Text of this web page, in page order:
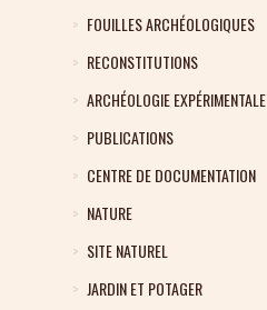
FOUILLES ARCHÉOLOGIQUES
RECONSTITUTIONS
ARCHÉOLOGIE EXPÉRIMENTALE
PUBLICATIONS
CENTRE DE DOCUMENTATION
NATURE
SITE NATUREL
JARDIN ET POTAGER